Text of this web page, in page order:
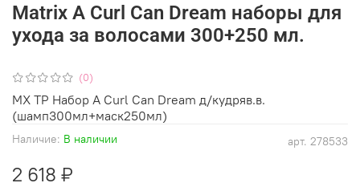
(0)
арт. 278533
Наличие: В наличии
Matrix A Curl Can Dream наборы для
ухода за волосами 300+250 мл.
2 618 ₽
МХ ТР Набор A Curl Can Dream д/кудряв.в.
(шамп300мл+маск250мл)